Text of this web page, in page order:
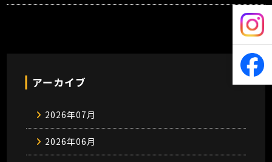
アーカイブ
2026年07月
2026年06月